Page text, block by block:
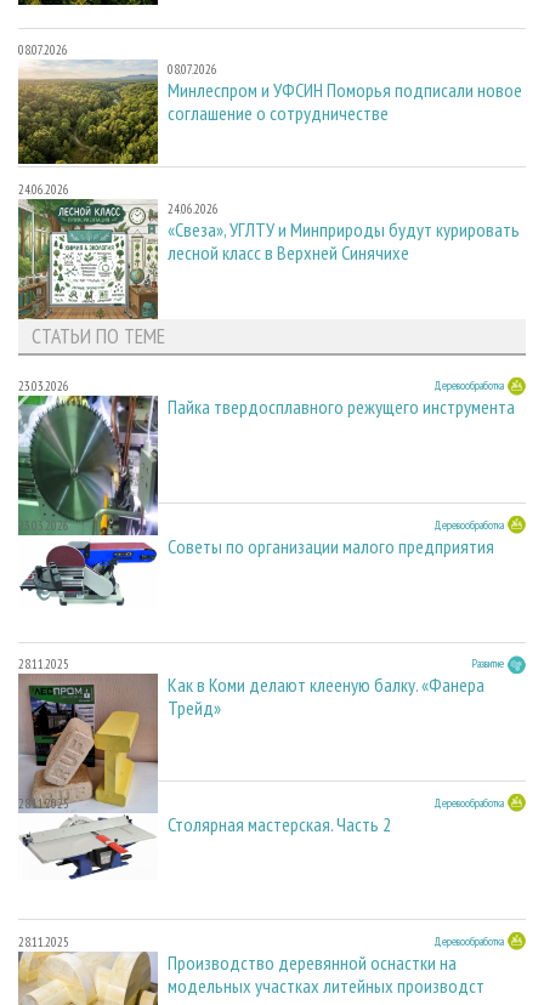
08.07.2026
08.07.2026
Минлеспром и УФСИН Поморья подписали новое
соглашение о сотрудничестве
24.06.2026
24.06.2026
«Свеза», УГЛТУ и Минприроды будут курировать
лесной класс в Верхней Синячихе
СТАТЬИ ПО ТЕМЕ
23.03.2026 Деревообработка
Пайка твердосплавного режущего инструмента
23.03.2026 Деревообработка
Советы по организации малого предприятия
28.11.2025 Развитие
Как в Коми делают клееную балку. «Фанера
Трейд»
28.11.2025 Деревообработка
Столярная мастерская. Часть 2
28.11.2025 Деревообработка
Производство деревянной оснастки на
модельных участках литейных производст